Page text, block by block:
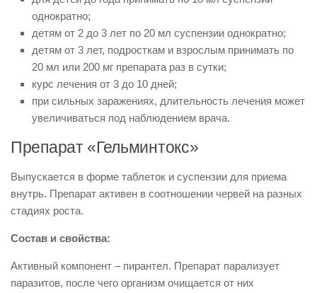
однократно;
детям от 2 до 3 лет по 20 мл суспензии однократно;
детям от 3 лет, подросткам и взрослым принимать по
20 мл или 200 мг препарата раз в сутки;
курс лечения от 3 до 10 дней;
при сильных заражениях, длительность лечения может
увеличиваться под наблюдением врача.
Препарат «Гельминтокс»
Выпускается в форме таблеток и суспензии для приема
внутрь. Препарат активен в соотношении червей на разных
стадиях роста.
Состав и свойства:
Активный компонент – пирантел. Препарат парализует
паразитов, после чего организм очищается от них